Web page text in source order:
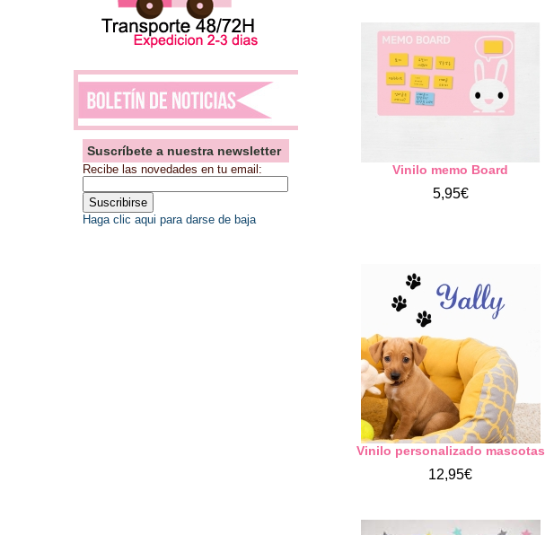
Suscríbete a nuestra newsletter
Recibe las novedades en tu email:
Haga clic aqui para darse de baja
Vinilo memo Board
5,95€
Vinilo personalizado mascotas
12,95€